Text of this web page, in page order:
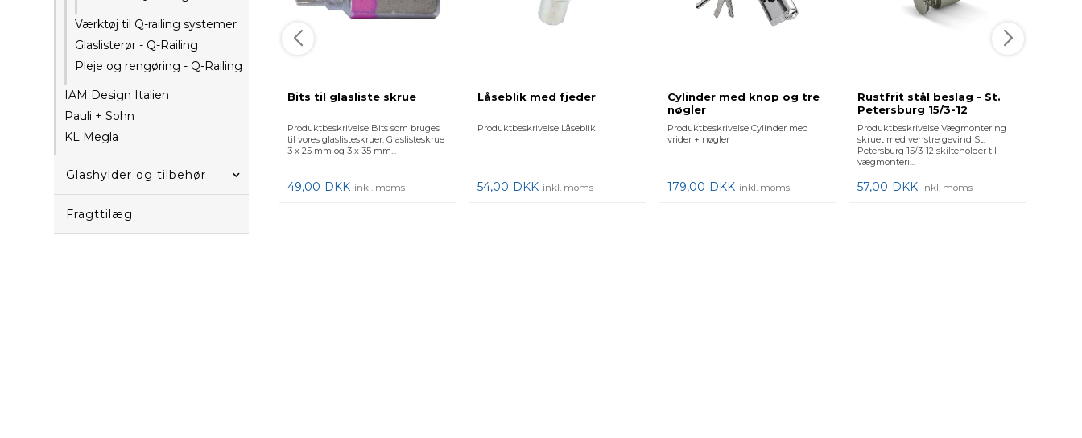
Værktøj til Q-railing systemer
Glaslisterør - Q-Railing
Pleje og rengøring - Q-Railing
IAM Design Italien
Pauli + Sohn
KL Megla
Glashylder og tilbehør
Fragttilæg
Bits til glasliste skrue
Produktbeskrivelse Bits som bruges
til vores glaslisteskruer. Glaslisteskrue
3 x 25 mm og 3 x 35 mm...
49,00 DKK inkl. moms
Låseblik med fjeder
Produktbeskrivelse Låseblik
54,00 DKK inkl. moms
Cylinder med knop og tre
nøgler
Produktbeskrivelse Cylinder med
vrider + nøgler
179,00 DKK inkl. moms
Rustfrit stål beslag - St.
Petersburg 15/3-12
Produktbeskrivelse Vægmontering
skruet med venstre gevind St.
Petersburg 15/3-12 skilteholder til
vægmonteri...
57,00 DKK inkl. moms